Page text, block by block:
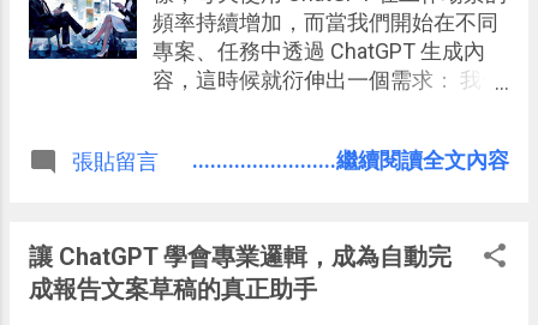
頻率持續增加，而當我們開始在不同
專案、任務中透過 ChatGPT 生成內
容，這時候就衍伸出一個需求： 我們
張貼留言
........................繼續閱讀全文內容
讓 ChatGPT 學會專業邏輯，成為自動完
成報告文案草稿的真正助手